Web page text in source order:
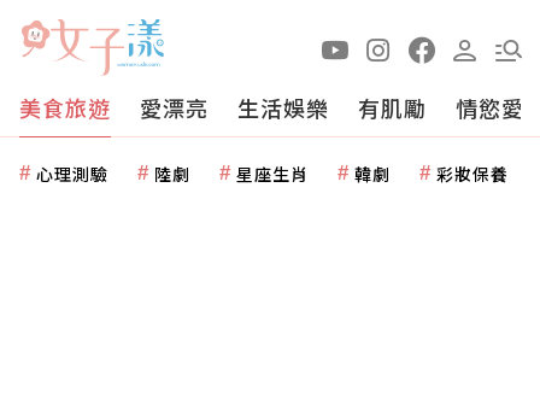
美食旅遊 愛漂亮 生活娛樂 有肌勵 情慾愛
心理測驗 陸劇 星座生肖 韓劇 彩妝保養